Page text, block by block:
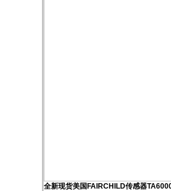
全新现货美国FAIRCHILD传感器